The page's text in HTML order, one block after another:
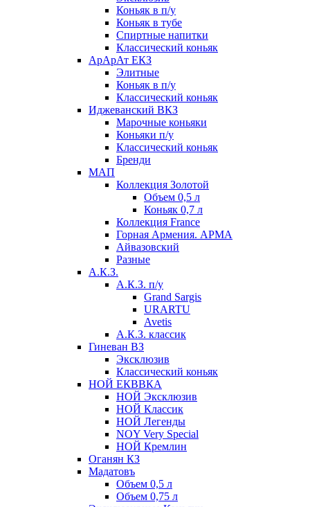
Коньяк в п/у
Коньяк в тубе
Спиртные напитки
Классический коньяк
АрАрАт ЕКЗ
Элитные
Коньяк в п/у
Классический коньяк
Иджеванский ВКЗ
Марочные коньяки
Коньяки п/у
Классический коньяк
Бренди
МАП
Коллекция Золотой
Объем 0,5 л
Коньяк 0,7 л
Коллекция France
Горная Армения. АРМА
Айвазовский
Разные
А.К.З.
А.К.З. п/у
Grand Sargis
URARTU
Avetis
А.К.З. классик
Гиневан ВЗ
Эксклюзив
Классический коньяк
НОЙ ЕКВВКА
НОЙ Эксклюзив
НОЙ Классик
НОЙ Легенды
NOY Very Speсial
НОЙ Кремлин
Оганян КЗ
Мадатовъ
Объем 0,5 л
Объем 0,75 л